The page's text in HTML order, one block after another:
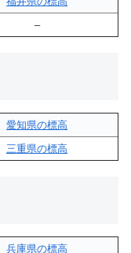
–
愛知県の標高
三重県の標高
兵庫県の標高